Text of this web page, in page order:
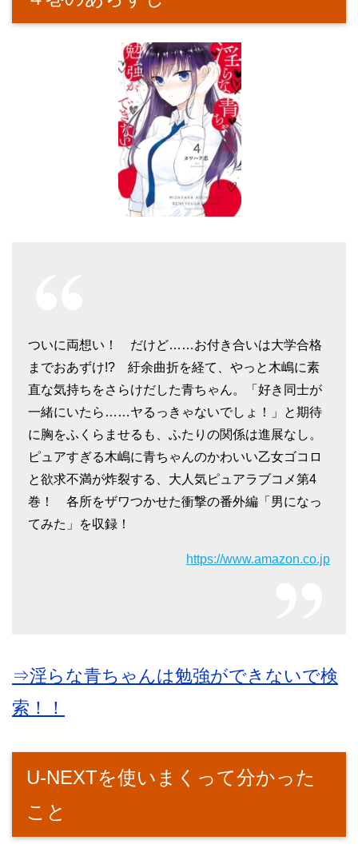
ついに両想い！ だけど……お付き合いは大学合格
までおあずけ!? 紆余曲折を経て、やっと木嶋に素
直な気持ちをさらけだした青ちゃん。「好き同士が
一緒にいたら……ヤるっきゃないでしょ！」と期待
に胸をふくらませるも、ふたりの関係は進展なし。
ピュアすぎる木嶋に青ちゃんのかわいい乙女ゴコロ
と欲求不満が炸裂する、大人気ピュアラブコメ第4
巻！ 各所をザワつかせた衝撃の番外編「男になっ
てみた」を収録！
https://www.amazon.co.jp
⇒淫らな青ちゃんは勉強ができないで検
索！！
U-NEXTを使いまくって分かった
こと